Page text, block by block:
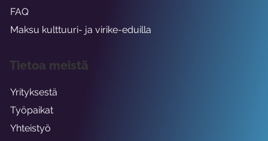
FAQ
Maksu kulttuuri- ja virike-eduilla
Tietoa meistä
Yrityksestä
Työpaikat
Yhteistyö